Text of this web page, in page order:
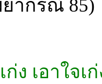
ากรณ์ 85)
ง เอาใจ